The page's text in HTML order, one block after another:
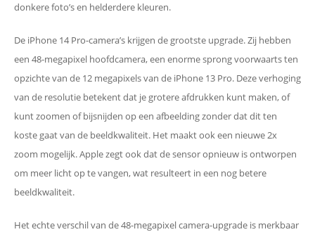
donkere foto’s en helderdere kleuren.
De iPhone 14 Pro-camera’s krijgen de grootste upgrade. Zij hebben
een 48-megapixel hoofdcamera, een enorme sprong voorwaarts ten
opzichte van de 12 megapixels van de iPhone 13 Pro. Deze verhoging
van de resolutie betekent dat je grotere afdrukken kunt maken, of
kunt zoomen of bijsnijden op een afbeelding zonder dat dit ten
koste gaat van de beeldkwaliteit. Het maakt ook een nieuwe 2x
zoom mogelijk. Apple zegt ook dat de sensor opnieuw is ontworpen
om meer licht op te vangen, wat resulteert in een nog betere
beeldkwaliteit.
Het echte verschil van de 48-megapixel camera-upgrade is merkbaar